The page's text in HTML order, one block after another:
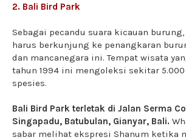
2. Bali Bird Park
Sebagai pecandu suara kicauan burung,
harus berkunjung ke penangkaran
dan mancanegara ini. Tempat wisata
tahun 1994 ini mengoleksi sekitar 5.000
spesies.
Bali Bird Park terletak di Jalan Serma
Singapadu, Batubulan, Gianyar, Bali.
sabar melihat ekspresi Shanum ketika